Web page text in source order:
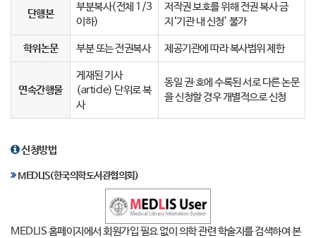
단행본
부분복사(전체 1/3
이하)
저작권 보호를 위해 전권 복사 금
지‘기관 내 신청’ 불가
학위논문 부분 또는 전권복사 제공기관에 따라 복사범위 제한
연속간행물
게재된 기사
(article) 단위로 복
사
동일 권∙호에 수록된 서로 다른 논문
을 신청할 경우 개별적으로 신청
신청방법
MEDLIS(한국의학도서관협의회)
MEDLIS 홈페이지에서 회원가입 필요 없이 의학 관련 학술지를 검색하여 본